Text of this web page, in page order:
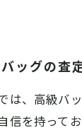
ッグの査
は、高級バ
信を持って